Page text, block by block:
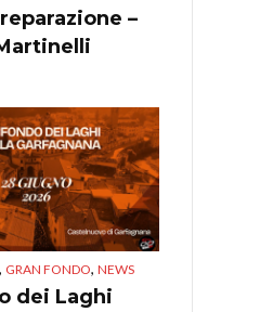
–
, GRAN FONDO, NEWS
dei Laghi